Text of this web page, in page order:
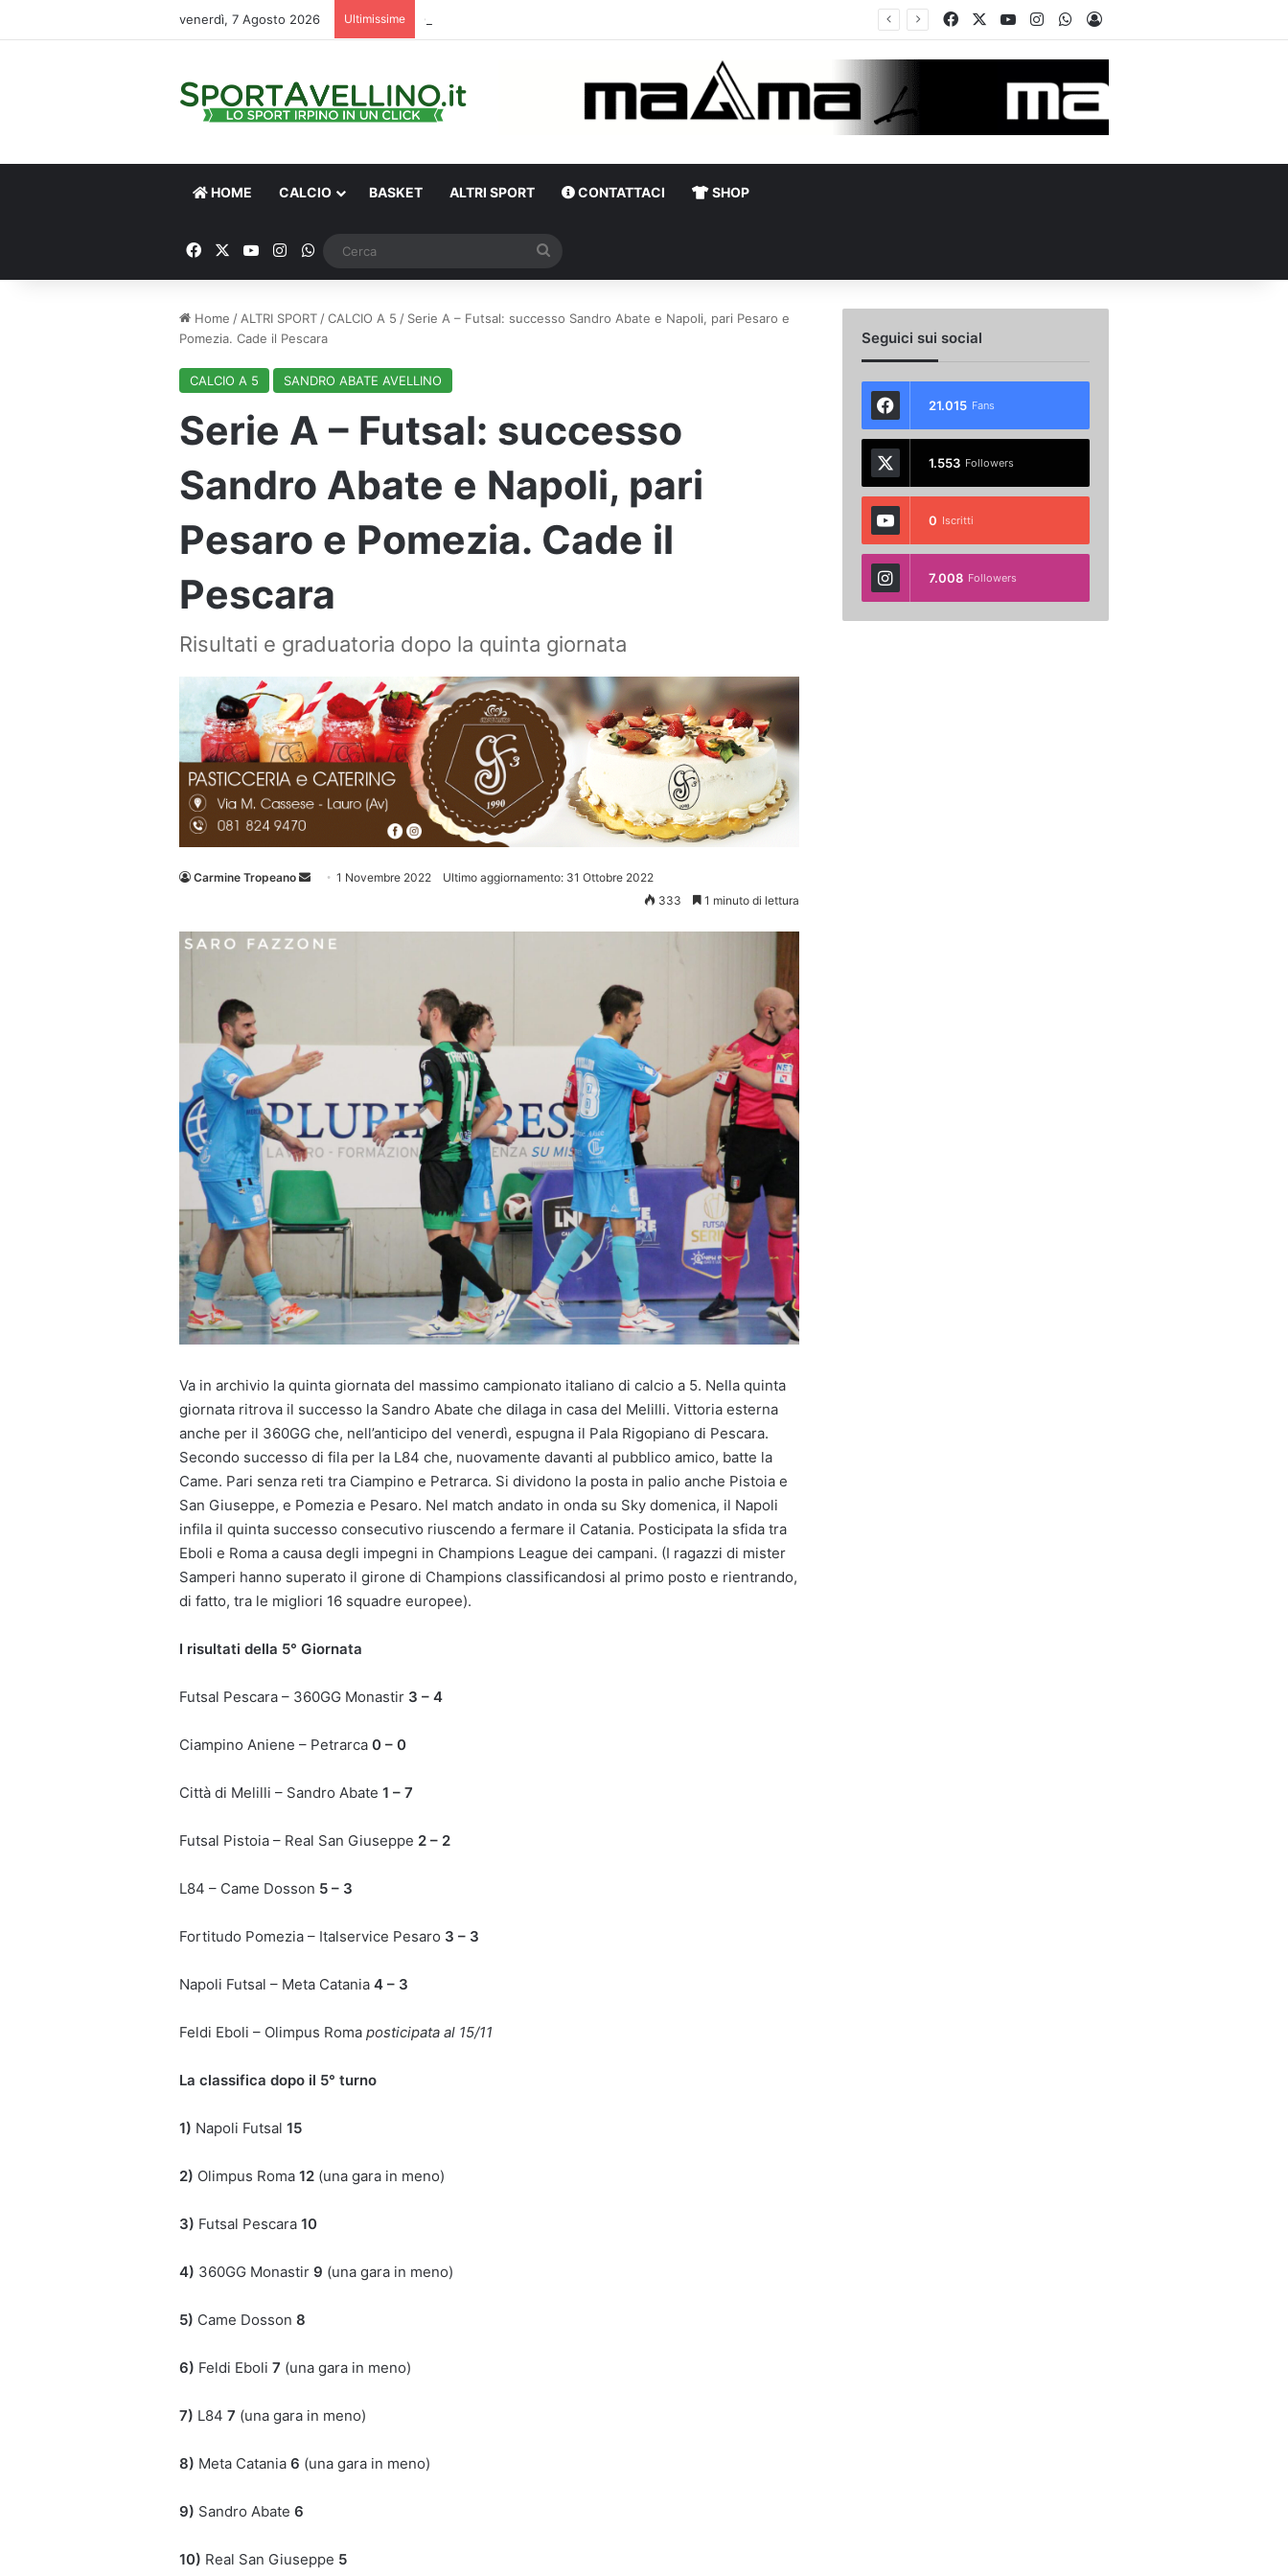
venerdì, 7 Agosto 2026 Ultimissime Calciomercato, Di Nardo piace al Pafos: c’è un intreccio con l’Avellino FacebookYou TubeInstagramWhatsApp
Accedi
HOME CALCIO BASKET ALTRI SPORT CONTATTACI SHOP
FacebookYou TubeInstagram
WhatsApp
Home / ALTRI SPORT /CALCIO A 5 / Serie A – Futsal: successo Sandro Abate e Napoli, pari Pesaro e
Pomezia. Cade il Pescara
CALCIO A 5 SANDRO ABATE AVELLINO
Serie A – Futsal: successo
Sandro Abate e Napoli, pari
Pesaro e Pomezia. Cade il
Pescara
Risultati e graduatoria dopo la quinta giornata
Carmine Tropeano
Invia 1 Novembre 2022
Ultimo aggiornamento: 31 Ottobre 2022
333
1 minuto di lettura
Va in archivio la quinta giornata del massimo campionato italiano di calcio a 5. Nella quinta
giornata ritrova il successo la Sandro Abate che dilaga in casa del Melilli. Vittoria esterna
anche per il 360GG che, nell’anticipo del venerdì, espugna il Pala Rigopiano di Pescara.
Secondo successo di fila per la L84 che, nuovamente davanti al pubblico amico, batte la
Came. Pari senza reti tra Ciampino e Petrarca. Si dividono la posta in palio anche Pistoia e
San Giuseppe, e Pomezia e Pesaro. Nel match andato in onda su Sky domenica, il Napoli
infila il quinta successo consecutivo riuscendo a fermare il Catania. Posticipata la sfida tra
Eboli e Roma a causa degli impegni in Champions League dei campani. (I ragazzi di mister
Samperi hanno superato il girone di Champions classificandosi al primo posto e rientrando,
di fatto, tra le migliori 16 squadre europee).
I risultati della 5° Giornata
Futsal Pescara – 360GG Monastir 3 – 4
Ciampino Aniene – Petrarca 0 – 0
Città di Melilli – Sandro Abate 1 – 7
Futsal Pistoia – Real San Giuseppe 2 – 2
L84 – Came Dosson 5 – 3
Fortitudo Pomezia – Italservice Pesaro 3 – 3
Napoli Futsal – Meta Catania 4 – 3
Feldi Eboli – Olimpus Roma posticipata al 15/11
La classifica dopo il 5° turno
1) Napoli Futsal 15
2) Olimpus Roma 12 (una gara in meno)
3) Futsal Pescara 10
4) 360GG Monastir 9 (una gara in meno)
5) Came Dosson 8
6) Feldi Eboli 7 (una gara in meno)
7) L84 7 (una gara in meno)
8) Meta Catania 6 (una gara in meno)
9) Sandro Abate 6
10) Real San Giuseppe 5
Seguici sui social
21.015 Fans
1.553 Followers
0 Iscritti
7.008 Followers